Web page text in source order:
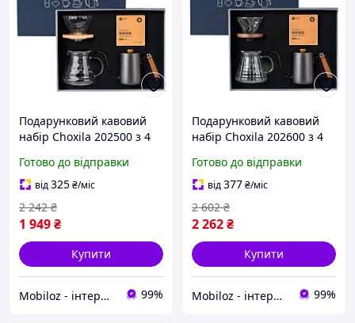
Подарунковий кавовий
набір Choxila 202500 з 4
приготування кави 6 шт.
Готово до відправки
від325₴/міс
1 949₴
2 242 ₴
Купити
Mobiloz - інтернет-магазин Мобілоз 99%
Подарунковий кавовий
набір Choxila 202600 з 4
приготування кави 5 шт.
Готово до відправки
від377₴/міс
2 262₴
2 602 ₴
Купити
Mobiloz - інтернет-магазин Мобілоз 99%